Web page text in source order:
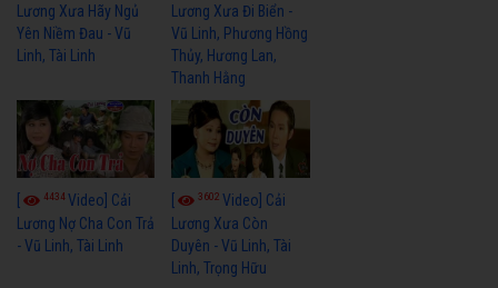
Lương Xưa Hãy Ngủ
Yên Niềm Đau - Vũ
Linh, Tài Linh
Lương Xưa Đi Biển -
Vũ Linh, Phương Hồng
Thủy, Hương Lan,
Thanh Hằng
4434Video] Cải
Lương Nợ Cha Con Trả
- Vũ Linh, Tài Linh
3602Video] Cải
Lương Xưa Còn
Duyên - Vũ Linh, Tài
Linh, Trọng Hữu